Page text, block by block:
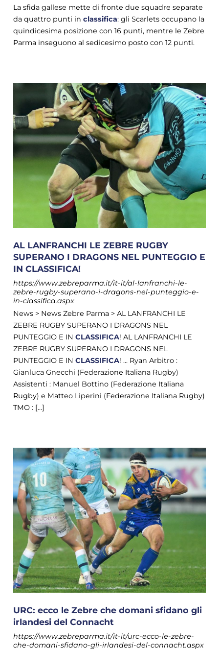
La sfida gallese mette di fronte due squadre separate
da quattro punti in classifica: gli Scarlets occupano la
quindicesima posizione con 16 punti, mentre le Zebre
Parma inseguono al sedicesimo posto con 12 punti.
AL LANFRANCHI LE ZEBRE RUGBY
SUPERANO I DRAGONS NEL PUNTEGGIO E
IN CLASSIFICA!
https://www.zebreparma.it/it-it/al-lanfranchi-le-
zebre-rugby-superano-i-dragons-nel-punteggio-e-
in-classifica.aspx
News > News Zebre Parma > AL LANFRANCHI LE
ZEBRE RUGBY SUPERANO I DRAGONS NEL
PUNTEGGIO E IN CLASSIFICA! AL LANFRANCHI LE
ZEBRE RUGBY SUPERANO I DRAGONS NEL
PUNTEGGIO E IN CLASSIFICA! ... Ryan Arbitro :
Gianluca Gnecchi (Federazione Italiana Rugby)
Assistenti : Manuel Bottino (Federazione Italiana
Rugby) e Matteo Liperini (Federazione Italiana Rugby)
TMO : [...]
URC: ecco le Zebre che domani sfidano gli
irlandesi del Connacht
https://www.zebreparma.it/it-it/urc-ecco-le-zebre-
che-domani-sfidano-gli-irlandesi-del-connacht.aspx